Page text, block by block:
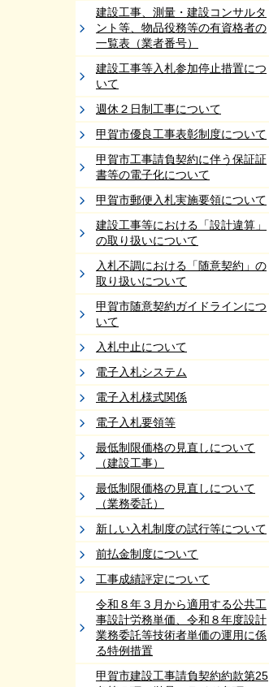
建設工事、測量・建設コンサルタ
ント等、物品役務等の有資格者の
一覧表（業者番号）
建設工事等入札参加停止措置につ
いて
週休２日制工事について
甲賀市優良工事表彰制度について
甲賀市工事請負契約に伴う保証証
書等の電子化について
甲賀市郵便入札実施要領について
建設工事等における「設計違算」
の取り扱いについて
入札不調における「随意契約」の
取り扱いについて
甲賀市随意契約ガイドラインにつ
いて
入札中止について
電子入札システム
電子入札様式関係
電子入札要領等
最低制限価格の見直しについて
（建設工事）
最低制限価格の見直しについて
（業務委託）
新しい入札制度の試行等について
前払金制度について
工事成績評定について
令和８年３月から適用する公共工
事設計労務単価、令和８年度設計
業務委託等技術者単価の運用に係
る特例措置
甲賀市建設工事請負契約約款第25